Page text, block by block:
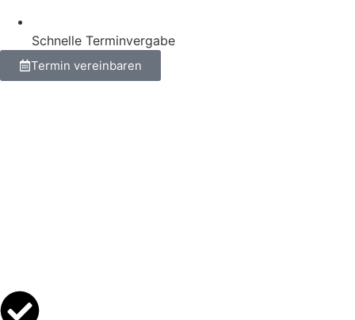
Schnelle Terminvergabe
Termin vereinbaren